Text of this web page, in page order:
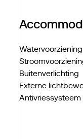
Buitenverlichting
Externe
Antivriessysteem